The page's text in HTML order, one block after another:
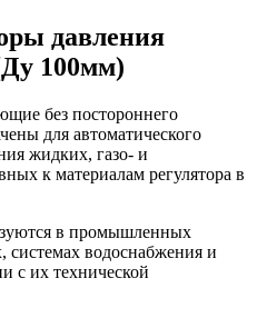
давления
100мм)
без постороннего
для автоматического
жидких, газо- и
к материалам регулятора в
в промышленных
системах водоснабжения и
с их технической